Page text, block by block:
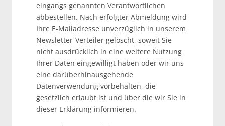
eingangs genannten Verantwortlichen
abbestellen. Nach erfolgter Abmeldung wird
Ihre E-Mailadresse unverzüglich in unserem
Newsletter-Verteiler gelöscht, soweit Sie
nicht ausdrücklich in eine weitere Nutzung
Ihrer Daten eingewilligt haben oder wir uns
eine darüberhinausgehende
Datenverwendung vorbehalten, die
gesetzlich erlaubt ist und über die wir Sie in
dieser Erklärung informieren.